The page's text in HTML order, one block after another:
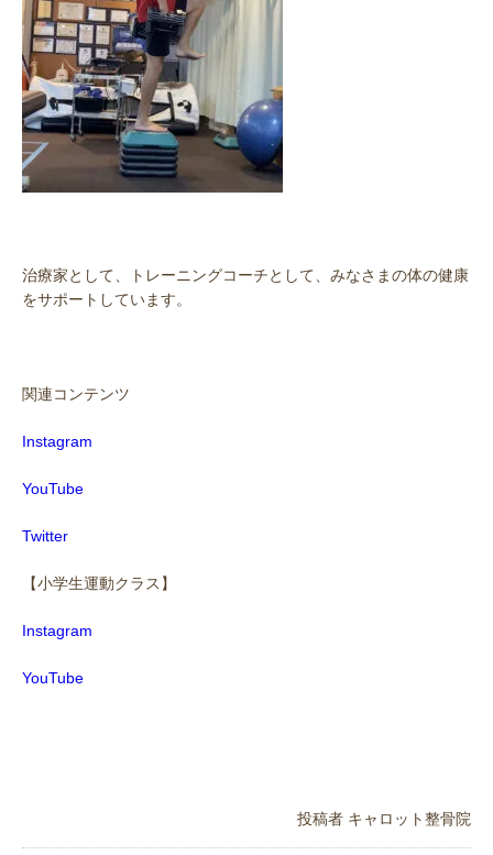
治療家として、トレーニングコーチとして、みなさまの体の健康
をサポートしています。
関連コンテンツ
Instagram
YouTube
Twitter
【小学生運動クラス】
Instagram
YouTube
投稿者 キャロット整骨院